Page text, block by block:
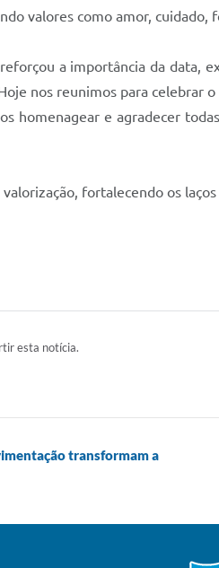
valores como amor,
a importância da data,
nos reunimos para celebrar
homenagear e agradecer
fortalecendo os
esta notícia.
transformam a